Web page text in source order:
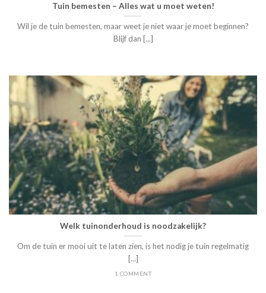
Tuin bemesten – Alles wat u moet weten!
Wil je de tuin bemesten, maar weet je niet waar je moet beginnen?
Blijf dan [...]
Welk tuinonderhoud is noodzakelijk?
Om de tuin er mooi uit te laten zien, is het nodig je tuin regelmatig
[...]
1 COMMENT